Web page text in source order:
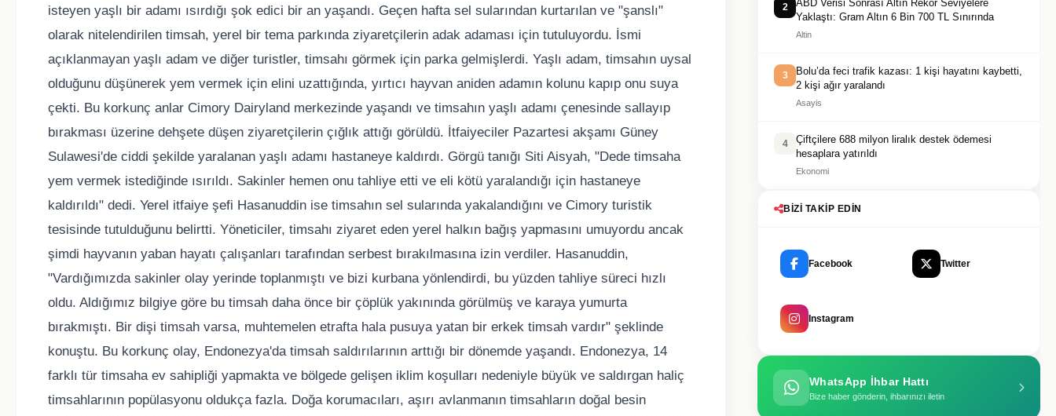
isteyen yaşlı bir adamı ısırdığı şok edici bir an yaşandı. Geçen hafta sel sularından kurtarılan ve "şanslı"
olarak nitelendirilen timsah, yerel bir tema parkında ziyaretçilerin adak adaması için tutuluyordu. İsmi
açıklanmayan yaşlı adam ve diğer turistler, timsahı görmek için parka gelmişlerdi. Yaşlı adam, timsahın uysal
olduğunu düşünerek yem vermek için elini uzattığında, yırtıcı hayvan aniden adamın kolunu kapıp onu suya
çekti. Bu korkunç anlar Cimory Dairyland merkezinde yaşandı ve timsahın yaşlı adamı çenesinde sallayıp
bırakması üzerine dehşete düşen ziyaretçilerin çığlık attığı görüldü. İtfaiyeciler Pazartesi akşamı Güney
Sulawesi'de ciddi şekilde yaralanan yaşlı adamı hastaneye kaldırdı. Görgü tanığı Siti Aisyah, "Dede timsaha
yem vermek istediğinde ısırıldı. Sakinler hemen onu tahliye etti ve eli kötü yaralandığı için hastaneye
kaldırıldı" dedi. Yerel itfaiye şefi Hasanuddin ise timsahın sel sularında yakalandığını ve Cimory turistik
tesisinde tutulduğunu belirtti. Yöneticiler, timsahı ziyaret eden yerel halkın bağış yapmasını umuyordu ancak
şimdi hayvanın yaban hayatı çalışanları tarafından serbest bırakılmasına izin verdiler. Hasanuddin,
"Vardığımızda sakinler olay yerinde toplanmıştı ve bizi kurbana yönlendirdi, bu yüzden tahliye süreci hızlı
oldu. Aldığımız bilgiye göre bu timsah daha önce bir çöplük yakınında görülmüş ve karaya yumurta
bırakmıştı. Bir dişi timsah varsa, muhtemelen etrafta hala pusuya yatan bir erkek timsah vardır" şeklinde
konuştu. Bu korkunç olay, Endonezya'da timsah saldırılarının arttığı bir dönemde yaşandı. Endonezya, 14
farklı tür timsaha ev sahipliği yapmakta ve bölgede gelişen iklim koşulları nedeniyle büyük ve saldırgan haliç
timsahlarının popülasyonu oldukça fazla. Doğa korumacıları, aşırı avlanmanın timsahların doğal besin
2
ABD Verisi Sonrası Altın Rekor Seviyelere
Yaklaştı: Gram Altın 6 Bin 700 TL Sınırında
Altin
3
Bolu’da feci trafik kazası: 1 kişi hayatını kaybetti,
2 kişi ağır yaralandı
Asayis
4
Çiftçilere 688 milyon liralık destek ödemesi
hesaplara yatırıldı
Ekonomi
BIZI TAKIP EDIN
Facebook Twitter
Instagram
WhatsApp İhbar Hattı
Bize haber gönderin, ihbarınızı iletin